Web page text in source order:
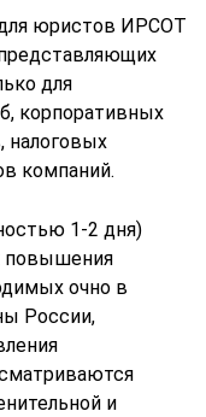
юристов ИРСОТ
для
корпоративных
налоговых
компаний.
1-2 дня)
повышения
очно в
России,
и